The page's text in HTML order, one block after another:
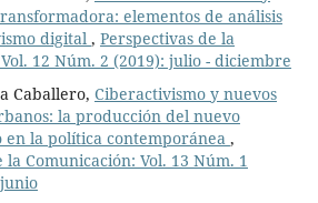
elementos de análisis
digital , Perspectivas de la
12 Núm. 2 (2019): julio - diciembre
Caballero, Ciberactivismo y nuevos
la producción del nuevo
en la política contemporánea ,
la Comunicación: Vol. 13 Núm. 1